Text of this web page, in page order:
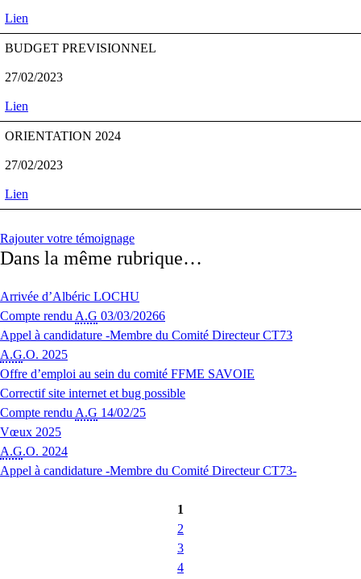
Lien
BUDGET PREVISIONNEL
27/02/2023
Lien
ORIENTATION 2024
27/02/2023
Lien
Rajouter votre témoignage
Dans la même rubrique…
Arrivée d’Albéric LOCHU
Compte rendu A.G 03/03/20266
Appel à candidature -Membre du Comité Directeur CT73
A.G.O. 2025
Offre d’emploi au sein du comité FFME SAVOIE
Correctif site internet et bug possible
Compte rendu A.G 14/02/25
Vœux 2025
A.G.O. 2024
Appel à candidature -Membre du Comité Directeur CT73-
1
2
3
4